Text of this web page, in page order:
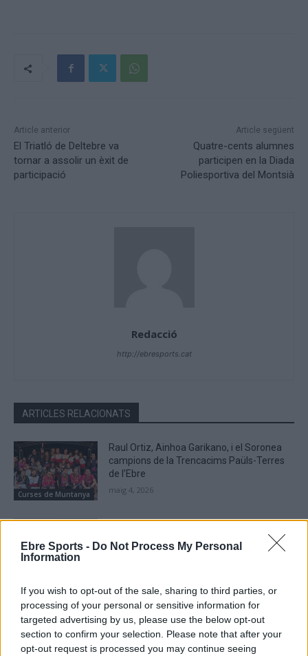
Ebre Sports - Do Not Process My Personal
Information
If you wish to opt-out of the sale, sharing to third parties, or
processing of your personal or sensitive information for
targeted advertising by us, please use the below opt-out
section to confirm your selection. Please note that after your
opt-out request is processed you may continue seeing
Article anterior
El Triatló de Deltebre va
tornar a assolir un èxit de
participació
Article següent
Quatre-cents alumnes
participen en la Diada
Poliesportiva del Montsià
Redacció
http://ebresports.cat
ARTICLES RELACIONATS
Curses de Muntanya
Raul Ortiz, Ainhoa Garikano, i el Soronea
campions de la Trencacims Paüls-Terres
de l’Ebre
maig 4, 2026
A punt per a la tretzena edició de la
Trencacims de Paüls amb més de mil
participants
Curses de Muntanya
La Cursa de les Roques d’Horta de Sant
Joan torna a superar la xifra dels 300
participants
abril 21, 2026